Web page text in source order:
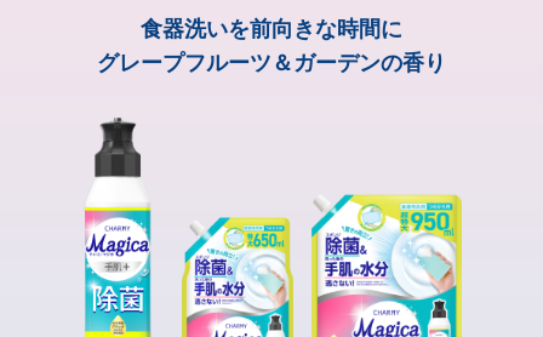
食器洗いを前向きな時間に
グレープフルーツ＆ガーデンの香り